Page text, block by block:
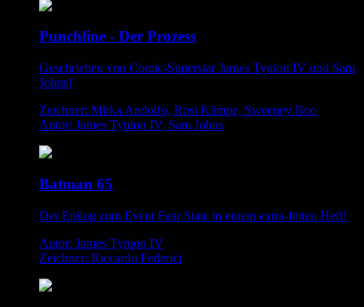
Punchline - Der Prozess
Geschrieben von Comic-Superstar James Tynion IV und Sam
Johns!
Zeichner: Mirka Andolfo, Rosi Kämpe, Sweeney Boo
Autor: James Tynion IV, Sam Johns
Batman 65
Der Epilog zum Event Fear State in einem extra-fetten Heft!
Autor: James Tynion IV
Zeichner: Riccardo Federici